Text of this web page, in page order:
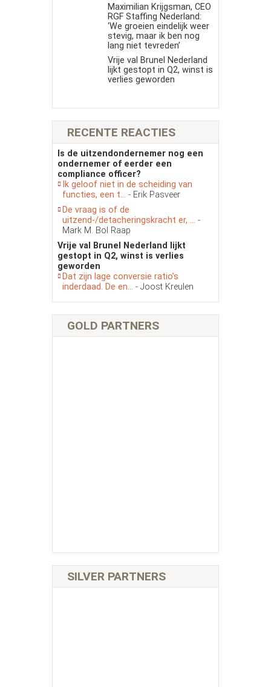
Maximilian Krijgsman, CEO
RGF Staffing Nederland:
‘We groeien eindelijk weer
stevig, maar ik ben nog
lang niet tevreden’
Vrije val Brunel Nederland
lijkt gestopt in Q2, winst is
verlies geworden
RECENTE REACTIES
Is de uitzendondernemer nog een
ondernemer of eerder een
compliance officer?
Ik geloof niet in de scheiding van
functies, een t... - Erik Pasveer
De vraag is of de
uitzend-/detacheringskracht er, ... -
Mark M. Bol Raap
Vrije val Brunel Nederland lijkt
gestopt in Q2, winst is verlies
geworden
Dat zijn lage conversie ratio’s
inderdaad. De en... - Joost Kreulen
GOLD PARTNERS
SILVER PARTNERS